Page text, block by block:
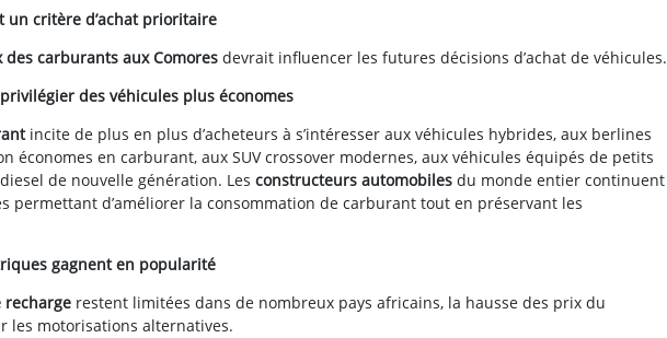
un critère d’achat prioritaire
des carburants aux Comores devrait influencer les futures décisions d’achat de véhicules.
des véhicules plus économes
incite de plus en plus d’acheteurs à s’intéresser aux véhicules hybrides, aux berlines
économes en carburant, aux SUV crossover modernes, aux véhicules équipés de petits
de nouvelle génération. Les constructeurs automobiles du monde entier continuent
permettant d’améliorer la consommation de carburant tout en préservant les
gagnent en popularité
restent limitées dans de nombreux pays africains, la hausse des prix du
les motorisations alternatives.